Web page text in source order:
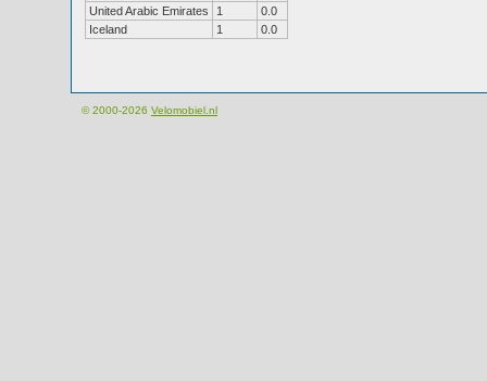
United Arabic Emirates
1
0.0
Iceland
1 0.0
© 2000-2026 Velomobiel.nl